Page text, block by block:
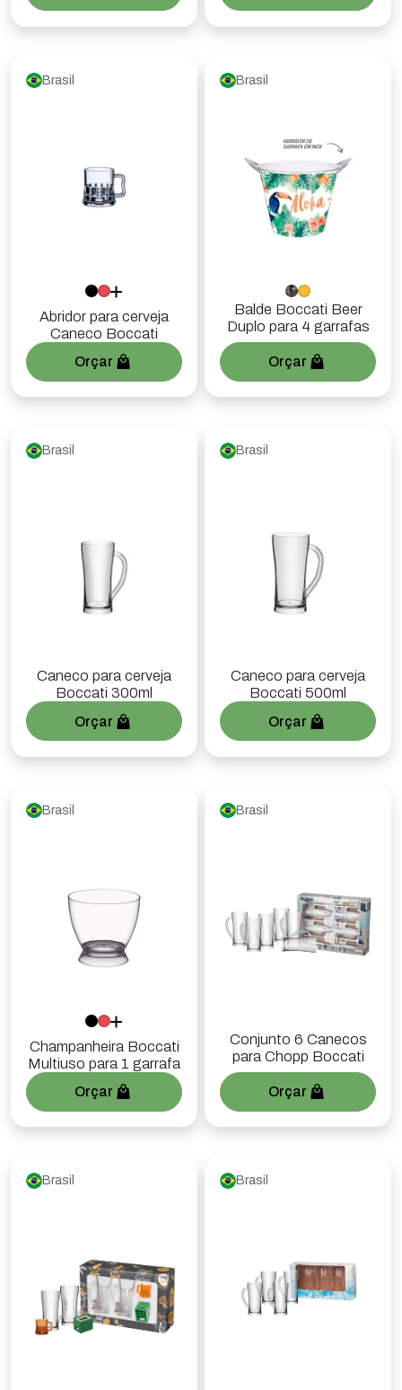
Brasil
Abridor para cerveja
Caneco Boccati
Orçar
Brasil
Balde Boccati Beer
Duplo para 4 garrafas
Orçar
Brasil
Caneco para cerveja
Boccati 300ml
Orçar
Brasil
Caneco para cerveja
Boccati 500ml
Orçar
Brasil
Champanheira Boccati
Multiuso para 1 garrafa
Orçar
Brasil
Conjunto 6 Canecos
para Chopp Boccati
Orçar
Brasil Brasil